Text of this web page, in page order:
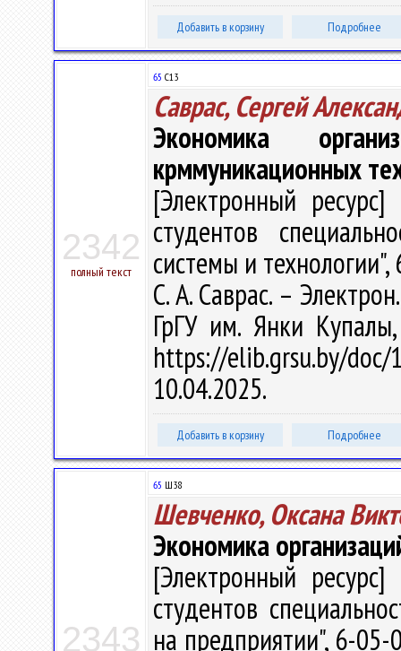
Добавить в корзину Подробнее
2342
полный текст
65 С13
Саврас, Сергей
Экономика
крммуникационных
[Электронный
студентов
системы и
С. А. Саврас. –
ГрГУ им. Янки
https://elib.grsu.by/
10.04.2025.
Добавить в корзину Подробнее
2343
65 Ш38
Шевченко, Оксана
Экономика
[Электронный
студентов
на предприятии", 6-